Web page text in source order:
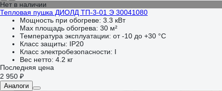
Нет в наличии
Тепловая пушка ДИОЛД ТП-3-01 Э 30041080
Мощность при обогреве: 3.3 кВт
Max площадь обогрева: 30 м²
Температура эксплуатации: от -10 до +30 °С
Класс защиты: IP20
Класс электробезопасности: I
Вес нетто: 4.2 кг
Последняя цена
2 950 ₽
Аналоги